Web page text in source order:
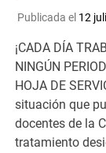
Publicada el 12
¡CADA DÍA
NINGÚN
HOJA DE
situación que
docentes de la
tratamiento